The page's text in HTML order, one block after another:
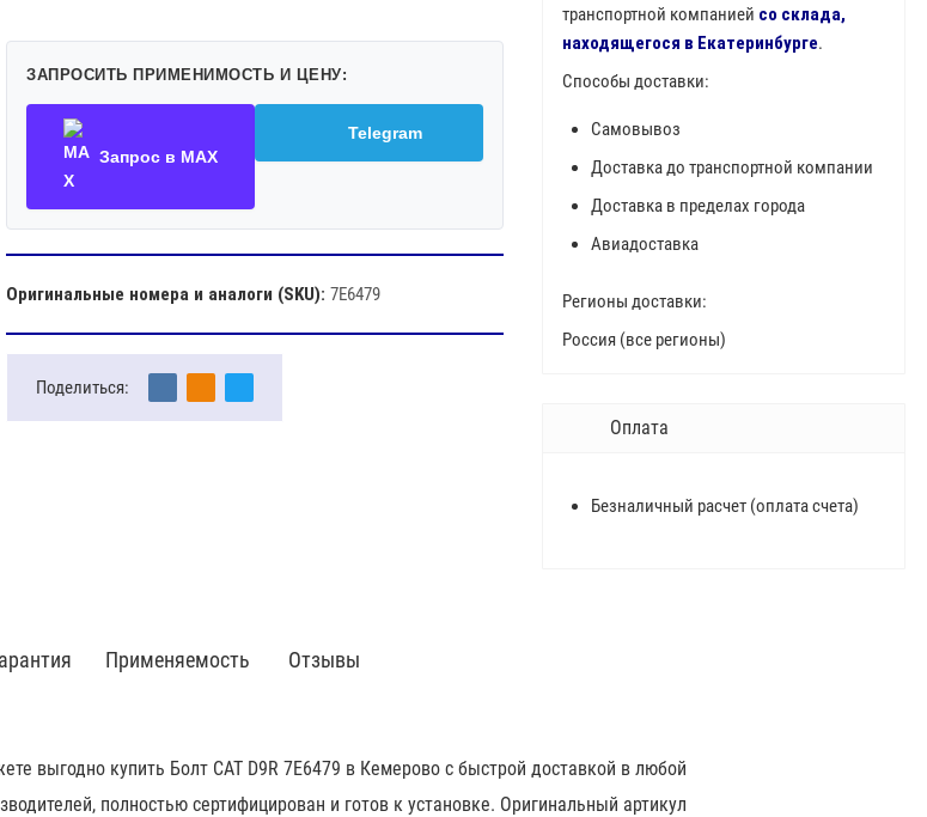
ЗАПРОСИТЬ ПРИМЕНИМОСТЬ И ЦЕНУ:
Запрос в MAX
Telegram
Оригинальные номера и аналоги (SKU): 7E6479
Поделиться:
транспортной компанией со склада,
находящегося в Екатеринбурге.
Способы доставки:
Самовывоз
Доставка до транспортной компании
Доставка в пределах города
Авиадоставка
Регионы доставки:
Россия (все регионы)
Оплата
Безналичный расчет (оплата счета)
Применяемость Отзывы
выгодно купить Болт CAT D9R 7E6479 в Кемерово с быстрой доставкой в любой
полностью сертифицирован и готов к установке. Оригинальный артикул